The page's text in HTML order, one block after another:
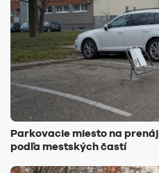
Parkovacie miesto na
podľa mestských častí